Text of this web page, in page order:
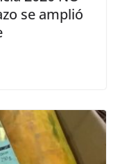
se amplió